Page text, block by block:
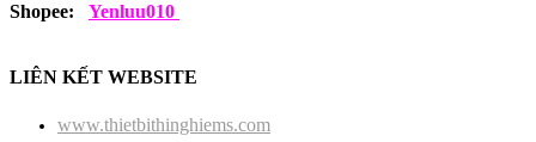
Shopee:
Yenluu010
LIÊN KẾT WEBSITE
www.thietbithinghiems.com